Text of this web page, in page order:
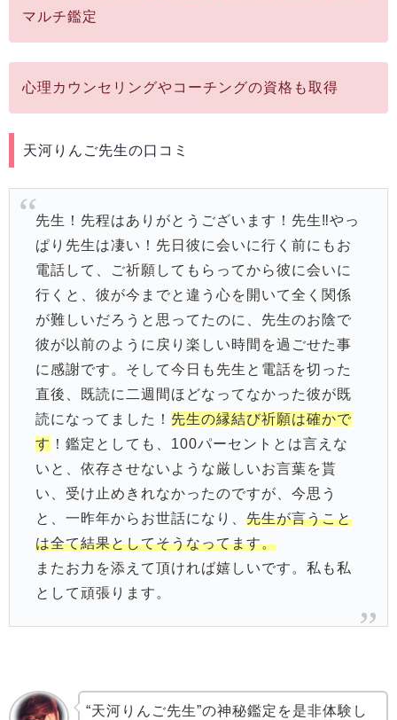
マルチ鑑定
心理カウンセリングやコーチングの資格も取得
天河りんご先生の口コミ
先生！先程はありがとうございます！先生‼やっ
ぱり先生は凄い！先日彼に会いに行く前にもお
電話して、ご祈願してもらってから彼に会いに
行くと、彼が今までと違う心を開いて全く関係
が難しいだろうと思ってたのに、先生のお陰で
彼が以前のように戻り楽しい時間を過ごせた事
に感謝です。そして今日も先生と電話を切った
直後、既読に二週間ほどなってなかった彼が既
読になってました！ 先生の縁結び祈願は確かで
す ！鑑定としても、100パーセントとは言えな
いと、依存させないような厳しいお言葉を貰
い、受け止めきれなかったのですが、今思う
と、一昨年からお世話になり、 先生が言うこと
は全て結果としてそうなってます。
またお力を添えて頂ければ嬉しいです。私も私
として頑張ります。
“天河りんご先生”の神秘鑑定を是非体験し